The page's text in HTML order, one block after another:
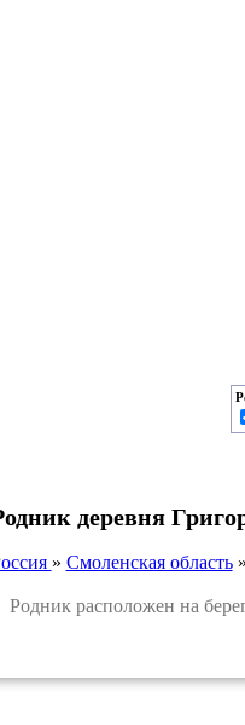
деревня
» Смоленская область
Родник расположен на